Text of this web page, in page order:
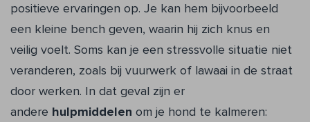
positieve ervaringen op. Je kan hem bijvoorbeeld
een kleine bench geven, waarin hij zich knus en
veilig voelt. Soms kan je een stressvolle situatie niet
veranderen, zoals bij vuurwerk of lawaai in de straat
door werken. In dat geval zijn er
andere hulpmiddelen om je hond te kalmeren: